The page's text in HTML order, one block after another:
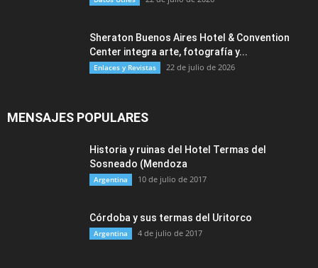
Sheraton Buenos Aires Hotel & Convention
Center integra arte, fotografía y...
Enlaces y Revistas 22 de julio de 2026
MENSAJES POPULARES
Historia y ruinas del Hotel Termas del
Sosneado (Mendoza
Argentina 10 de julio de 2017
Córdoba y sus termas del Uritorco
Argentina 4 de julio de 2017